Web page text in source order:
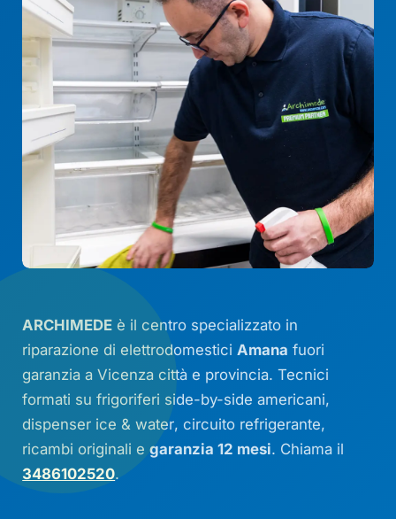
ARCHIMEDE è il centro specializzato in
riparazione di elettrodomesticiAmana fuori
garanzia a Vicenza città e provincia. Tecnici
formati su frigoriferi side-by-side americani,
dispenser ice & water,circuito refrigerante,
ricambi originali egaranzia 12 mesi. Chiama il
3486102520.